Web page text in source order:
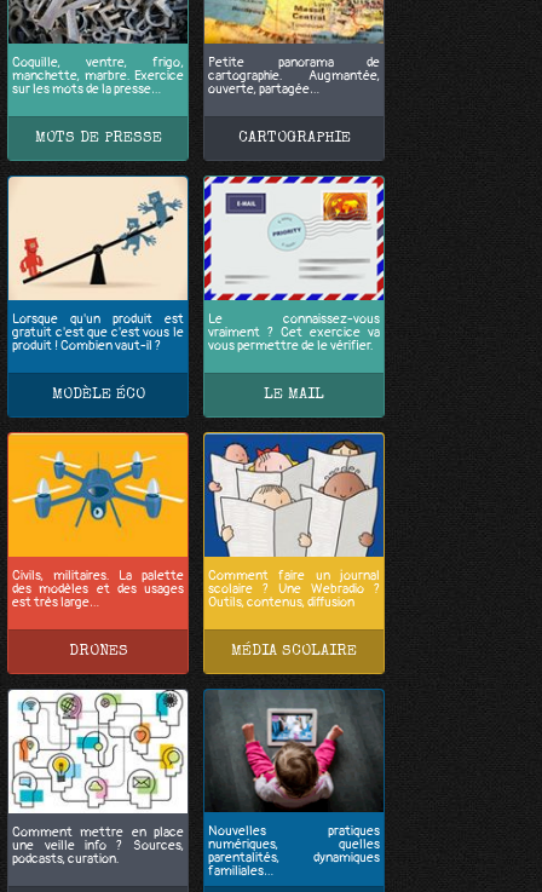
Coquille, ventre, frigo,
manchette, marbre. Exercice
sur les mots de la presse…
MOTS DE PRESSE
Petite panorama de
cartographie. Augmantée,
ouverte, partagée…
CARTOGRAPHIE
Lorsque qu'un produit est
gratuit c'est que c'est vous le
produit ! Combien vaut-il ?
MODÈLE ÉCO
Le connaissez-vous
vraiment ? Cet exercice va
vous permettre de le vérifier.
LE MAIL
Civils, militaires. La palette
des modèles et des usages
est très large…
DRONES
Comment faire un journal
scolaire ? Une Webradio ?
Outils, contenus, diffusion
MÉDIA SCOLAIRE
Comment mettre en place
une veille info ? Sources,
podcasts, curation.
Nouvelles pratiques
numériques, quelles
parentalités, dynamiques
familiales…